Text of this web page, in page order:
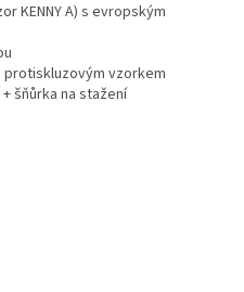
KENNY A) s evropským
vzorkem
šňůrka na stažení